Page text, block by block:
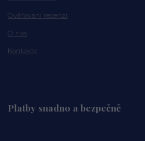
Ověřování recenzí
O nás
Kontakty
Platby snadno a bezpečně